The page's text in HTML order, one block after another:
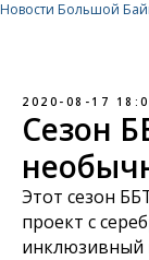
Новости Большой
2020-08-17
Сезон
Этот сезон
проект с
инклюзивный